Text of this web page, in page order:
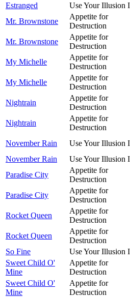
Estranged
Use Your Illusion
Mr. Brownstone
Appetite for
Destruction
Mr. Brownstone
Appetite for
Destruction
My Michelle
Appetite for
Destruction
My Michelle
Appetite for
Destruction
Nightrain
Appetite for
Destruction
Nightrain
Appetite for
Destruction
November Rain Use Your Illusion I
November Rain
Use Your Illusion I
Paradise City
Appetite for
Destruction
Paradise City
Appetite for
Destruction
Rocket Queen
Appetite for
Destruction
Rocket Queen
Appetite for
Destruction
So Fine
Use Your Illusion
Sweet Child O'
Mine
Appetite for
Destruction
Sweet Child O'
Mine
Appetite for
Destruction